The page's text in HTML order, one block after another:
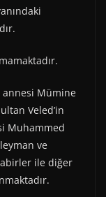
annesi Mümine
Veled’in
Muhammed
ve
ile diğer